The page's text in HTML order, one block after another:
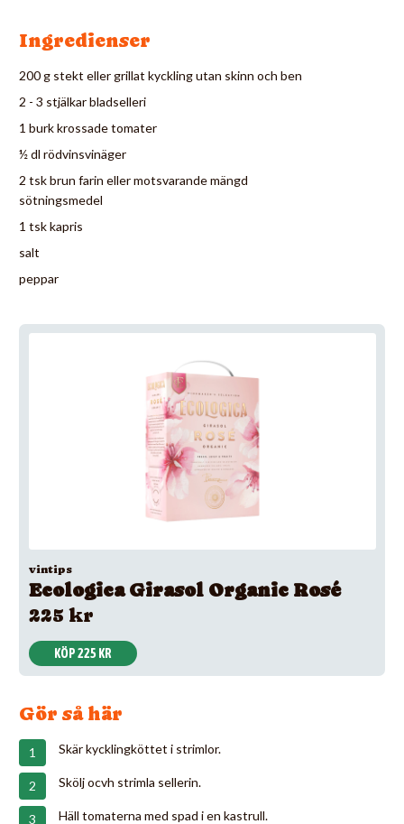
Ingredienser
200 g stekt eller grillat kyckling utan skinn och ben
2 - 3 stjälkar bladselleri
1 burk krossade tomater
½ dl rödvinsvinäger
2 tsk brun farin eller motsvarande mängd
sötningsmedel
1 tsk kapris
salt
peppar
vintips
Ecologica Girasol Organic Rosé
225 kr
KÖP 225 KR
Gör så här
Skär kycklingköttet i strimlor.
Skölj ocvh strimla sellerin.
Häll tomaterna med spad i en kastrull.